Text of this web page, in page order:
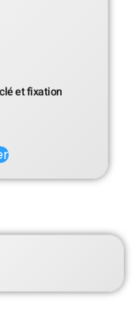
et fixation